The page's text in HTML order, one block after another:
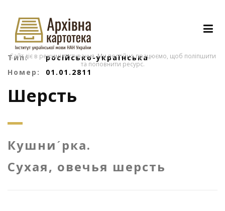
Сайт діє в режимі тестування. Ми постійно працюємо, щоб поліпшити
та поповнити ресурс.
Тип:
російсько-українська
Номер:
01.01.2811
Шерсть
Кушниˊрка.
Сухая, овечья шерсть